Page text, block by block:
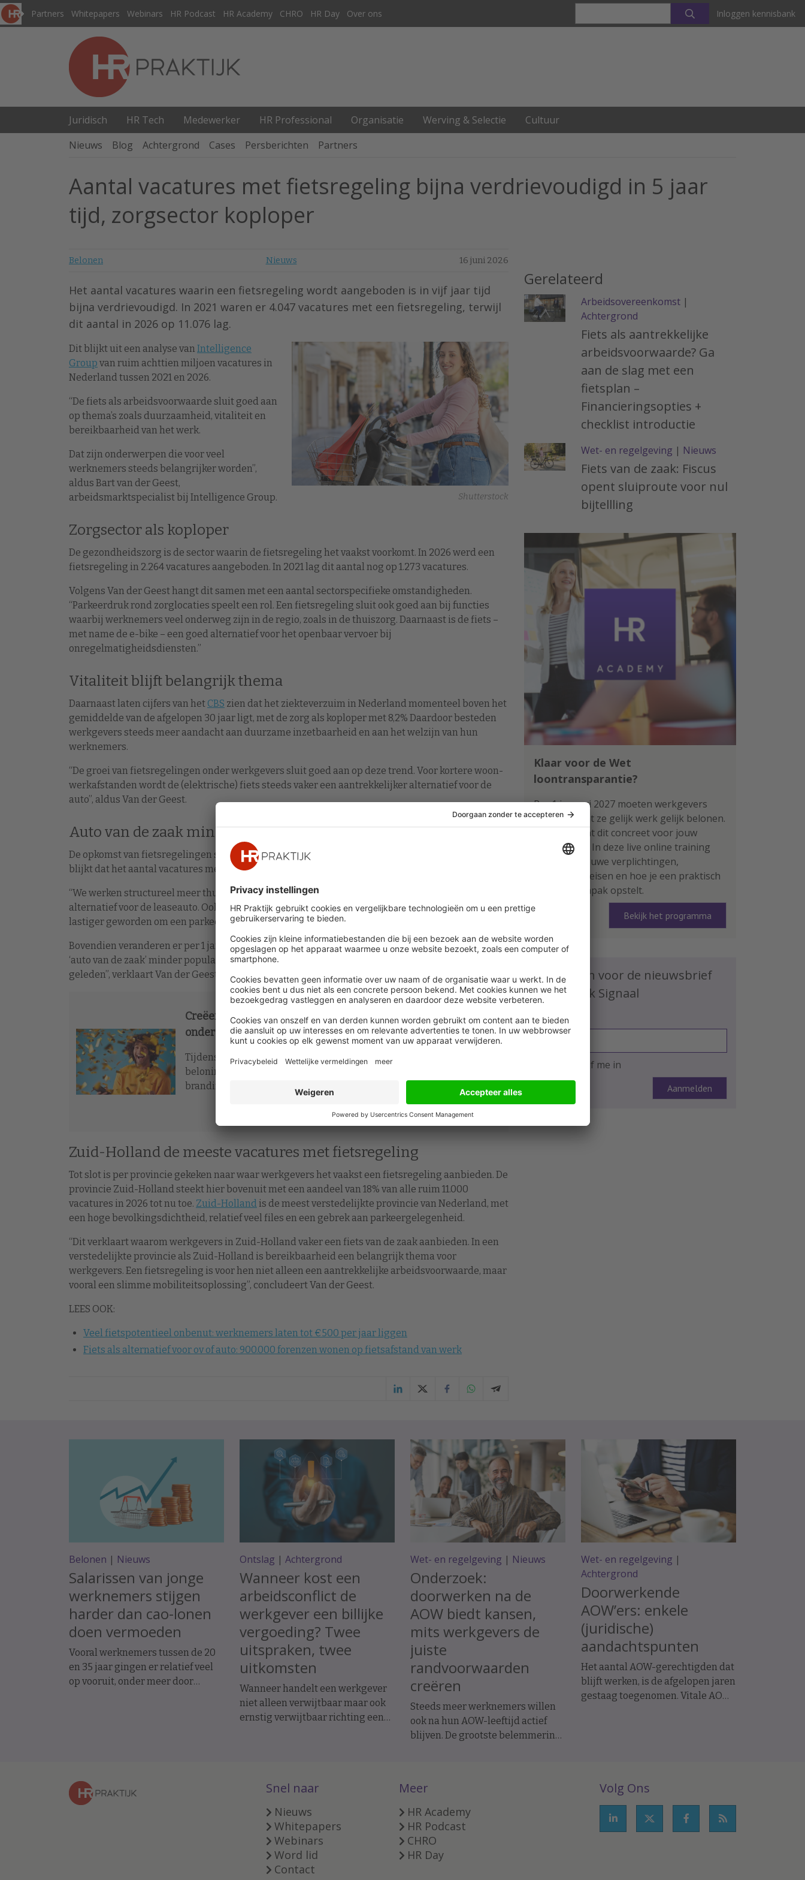
Partners Whitepapers Webinars HR Podcast HR Academy CHRO HR Day Over ons Inloggen kennisbank
Juridisch HR Tech Medewerker HR Professional Organisatie Werving & Selectie
Cultuur
Nieuws
Blog Achtergrond Cases Persberichten Partners
Aantal vacatures met fietsregeling bijna verdrievoudigd in 5 jaar
tijd, zorgsector koploper
Belonen Nieuws 16 juni 2026
Het aantal vacatures waarin een fietsregeling wordt aangeboden is in vijf jaar tijd
bijna verdrievoudigd. In 2021 waren er 4.047 vacatures met een fietsregeling, terwijl
dit aantal in 2026 op 11.076 lag.
Shutterstock
Dit blijkt uit een analyse van Intelligence
Group van ruim achttien miljoen vacatures in
Nederland tussen 2021 en 2026.
“De fiets als arbeidsvoorwaarde sluit goed aan
op thema’s zoals duurzaamheid, vitaliteit en
bereikbaarheid van het werk.
Dat zijn onderwerpen die voor veel
werknemers steeds belangrijker worden”,
aldus Bart van der Geest,
arbeidsmarktspecialist bij Intelligence Group.
Zorgsector als koploper
De gezondheidszorg is de sector waarin de fietsregeling het vaakst voorkomt. In 2026 werd een
fietsregeling in 2.264 vacatures aangeboden. In 2021 lag dit aantal nog op 1.273 vacatures.
Volgens Van der Geest hangt dit samen met een aantal sectorspecifieke omstandigheden.
“Parkeerdruk rond zorglocaties speelt een rol. Een fietsregeling sluit ook goed aan bij functies
waarbij werknemers veel onderweg zijn in de regio, zoals in de thuiszorg. Daarnaast is de fiets –
met name de e-bike – een goed alternatief voor het openbaar vervoer bij
onregelmatigheidsdiensten.”
Vitaliteit blijft belangrijk thema
Daarnaast laten cijfers van het CBS zien dat het ziekteverzuim in Nederland momenteel boven het
gemiddelde van de afgelopen 30 jaar ligt, met de zorg als koploper met 8,2% Daardoor besteden
werkgevers steeds meer aandacht aan duurzame inzetbaarheid en aan het welzijn van hun
werknemers.
“De groei van fietsregelingen onder werkgevers sluit goed aan op deze trend. Voor kortere woon-
werkafstanden wordt de (elektrische) fiets steeds vaker een aantrekkelijker alternatief voor de
auto”, aldus Van der Geest.
Auto van de zaak minder populair
De opkomst van fietsregelingen sluit aan op eeneerdere analyse
blijkt dat het aantal vacatures met een auto van de zaak al jaren afneemt.
“We werken structureel meer thuis en we hebben tegenwoordig mobiliteitsvergoedingen als
alternatief voor de leaseauto. Ook is het – voor werknemers die in een drukke stad wonen – steeds
lastiger geworden om een parkeervergunning voor hun leaseauto te krijgen.
Bovendien veranderen er per 1 januari 2027 fiscale regels voor lease. Alles bij elkaar maakt dat de
‘auto van de zaak’ minder populair is onder werkgevers en werknemers dan een paar jaar
geleden”, verklaart Van der Geest.
Creëer een eigentijds en wendbaar beloningsbeleid om
onderscheidend te blijven
Tijdens deze masterclass leer je op welke wijze je een modern
beloningsbeleid kunt vormgeven dat bijdraagt aan de employer
branding strategie en employee experience binnen jouw organisatie.
Meer informatie
Zuid-Holland de meeste vacatures met fietsregeling
Tot slot is per provincie gekeken naar waar werkgevers het vaakst een fietsregeling aanbieden. De
provincie Zuid-Holland steekt hier bovenuit met een aandeel van 18% van alle ruim 11.000
vacatures in 2026 tot nu toe. Zuid-Holland is de meest verstedelijkte provincie van Nederland, met
een hoge bevolkingsdichtheid, relatief veel files en een gebrek aan parkeergelegenheid.
“Dit verklaart waarom werkgevers in Zuid-Holland vaker een fiets van de zaak aanbieden. In een
verstedelijkte provincie als Zuid-Holland is bereikbaarheid een belangrijk thema voor
werkgevers. Een fietsregeling is voor hen niet alleen een aantrekkelijke arbeidsvoorwaarde, maar
vooral een slimme mobiliteitsoplossing”, concludeert Van der Geest.
LEES OOK:
Veel fietspotentieel onbenut: werknemers laten tot €500 per jaar liggen
Fiets als alternatief voor ov of auto: 900.000 forenzen wonen op fietsafstand van werk
Gerelateerd
Arbeidsovereenkomst |
Achtergrond
Fiets als aantrekkelijke
arbeidsvoorwaarde? Ga
aan de slag met een
fietsplan –
Financieringsopties +
checklist introductie
Wet- en regelgeving | Nieuws
Fiets van de zaak: Fiscus
opent sluiproute voor nul
bijtellling
Klaar voor de Wet
loontransparantie?
Per 1 januari 2027 moeten werkgevers
aantonen dat ze gelijk werk gelijk belonen.
Wat betekent dit concreet voor jouw
organisatie? In deze live online training
leer je de nieuwe verplichtingen,
rapportage-eisen en hoe je een praktisch
plan van aanpak opstelt.
Bekijk het programma
Schrijf je in voor de nieuwsbrief
HR Praktijk Signaal
E-mailadres
Ja, ik schrijf me in
Belonen | Nieuws
Salarissen van jonge
werknemers stijgen
harder dan cao-lonen
doen vermoeden
Vooral werknemers tussen de 20
en 35 jaar gingen er relatief veel
op vooruit, onder meer door
Ontslag | Achtergrond
Wanneer kost een
arbeidsconflict de
werkgever een billijke
vergoeding? Twee
uitspraken, twee
uitkomsten
Wanneer handelt een werkgever
niet alleen verwijtbaar maar ook
ernstig verwijtbaar richting een
het ene geval moest de werkgever
betalen, in het andere geval
hoefde dat niet.
Wet- en regelgeving | Nieuws
Onderzoek:
doorwerken na de
AOW biedt kansen,
mits werkgevers de
juiste
randvoorwaarden
creëren
Steeds meer werknemers willen
ook na hun AOW-leeftijd actief
blijven. De grootste belemmering
Wet- en regelgeving |
Achtergrond
Doorwerkende
AOW’ers: enkele
(juridische)
aandachtspunten
Het aantal AOW-gerechtigden dat
blijft werken, is de afgelopen jaren
gestaag toegenomen. Vitale AOW-
soepelere arbeidsrechtelijke
regels, waardoor de risico's bij
Snel naar
Nieuws
Whitepapers
Webinars
Word lid
Contact
Meer
HR Academy
HR Podcast
CHRO
HR Day
Volg Ons